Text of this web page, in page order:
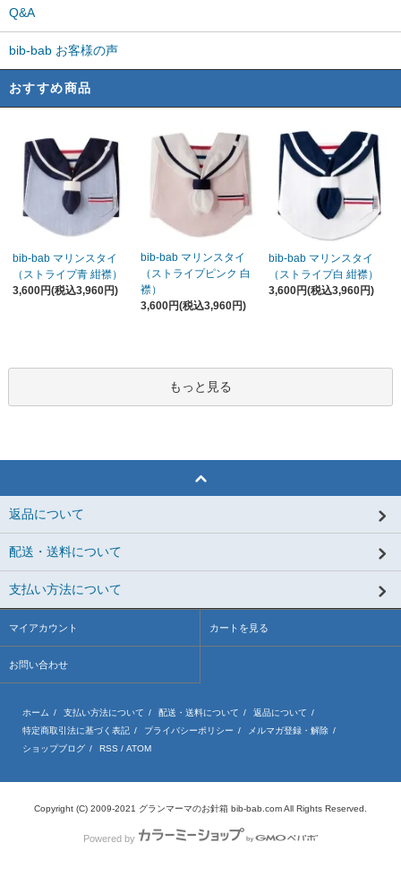
Q&A
bib-bab お客様の声
おすすめ商品
bib-bab マリンスタイ
（ストライプ青 紺襟）
3,600円(税込3,960円)
bib-bab マリンスタイ
（ストライプピンク 白
襟）
3,600円(税込3,960円)
bib-bab マリンスタイ
（ストライプ白 紺襟）
3,600円(税込3,960円)
もっと見る
返品について
配送・送料について
支払い方法について
マイアカウント カートを見る
お問い合わせ
ホーム / 支払い方法について / 配送・送料について / 返品について /
特定商取引法に基づく表記 / プライバシーポリシー / メルマガ登録・解除 /
ショップブログ / RSS / ATOM
Copyright (C) 2009-2021 グランマーマのお針箱 bib-bab.com All Rights Reserved.
Powered by